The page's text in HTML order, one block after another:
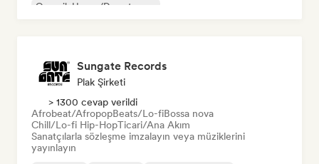
Organik House/Downtempo
Sungate Records
Plak Şirketi
> 1300 cevap verildi
Afrobeat/AfropopBeats/Lo-fiBossa nova
Chill/Lo-fi Hip-HopTicari/Ana Akım
Sanatçılarla sözleşme imzalayın veya müziklerini
yayınlayın